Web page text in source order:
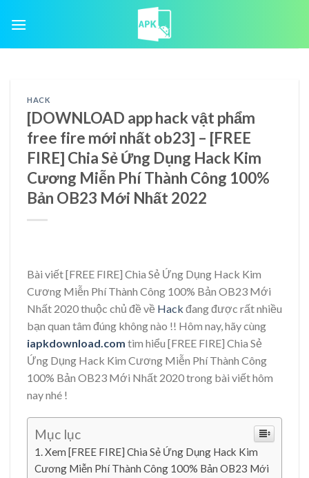
HACK
[DOWNLOAD app hack vật phẩm
free fire mới nhất ob23] – [FREE
FIRE] Chia Sẻ Ứng Dụng Hack Kim
Cương Miễn Phí Thành Công 100%
Bản OB23 Mới Nhất 2022
Bài viết [FREE FIRE] Chia Sẻ Ứng Dụng Hack Kim
Cương Miễn Phí Thành Công 100% Bản OB23 Mới
Nhất 2020 thuộc chủ đề về Hack đang được rất nhiều
bạn quan tâm đúng không nào !! Hôm nay, hãy cùng
iapkdownload.com tìm hiểu [FREE FIRE] Chia Sẻ
Ứng Dụng Hack Kim Cương Miễn Phí Thành Công
100% Bản OB23 Mới Nhất 2020 trong bài viết hôm
nay nhé !
Mục lục
Xem [FREE FIRE] Chia Sẻ Ứng Dụng Hack Kim
Cương Miễn Phí Thành Công 100% Bản OB23 Mới